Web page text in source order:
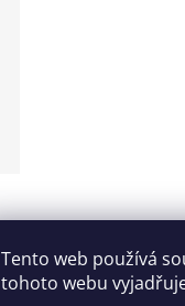
Tento web používá
tohoto webu